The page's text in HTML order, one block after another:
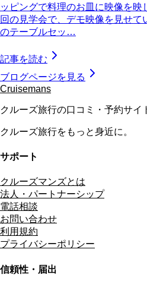
ッピングで料理のお皿に映像を映
回の見学会で、デモ映像を見せて
のテーブルセッ…
記事を読む
ブログページを見る
Cruisemans
クルーズ旅行の口コミ・予約サイ
クルーズ旅行をもっと身近に。
サポート
クルーズマンズとは
法人・パートナーシップ
電話相談
お問い合わせ
利用規約
プライバシーポリシー
信頼性・届出